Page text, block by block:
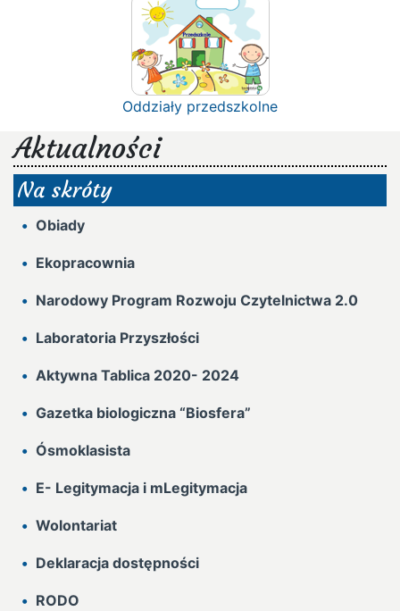
Oddziały przedszkolne
Aktualności
Na skróty
Obiady
Ekopracownia
Narodowy Program Rozwoju Czytelnictwa 2.0
Laboratoria Przyszłości
Aktywna Tablica 2020- 2024
Gazetka biologiczna “Biosfera”
Ósmoklasista
E- Legitymacja i mLegitymacja
Wolontariat
Deklaracja dostępności
RODO